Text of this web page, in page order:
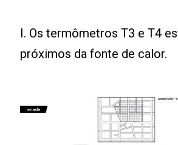
I. Os termômetros T3 e T4
próximos da fonte de calor.